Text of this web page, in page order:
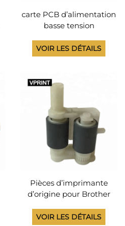
carte PCB d’alimentation
basse tension
pour Brother HL 5450DN,
référence LV0802001
VOIR LES DÉTAILS
Pièces d’imprimante
d’origine pour Brother
2541, HL 2300, 2320, 2700,
VOIR LES DÉTAILS